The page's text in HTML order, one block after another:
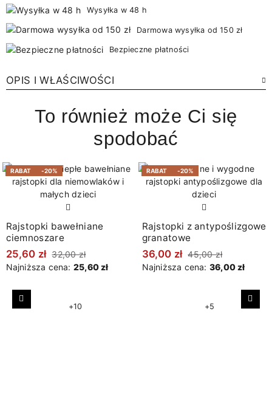
Wysyłka w 48 h
Darmowa wysyłka od 150 zł
Bezpieczne płatności
OPIS I WŁAŚCIWOŚCI
To również może Ci się
spodobać
RABAT -20%
Rajstopki bawełniane
ciemnoszare
25,60 zł 32,00 zł
Najniższa cena: 25,60 zł
+10
RABAT -20%
Rajstopki z antypoślizgowe
granatowe
36,00 zł 45,00 zł
Najniższa cena: 36,00 zł
+5
Poprzedni